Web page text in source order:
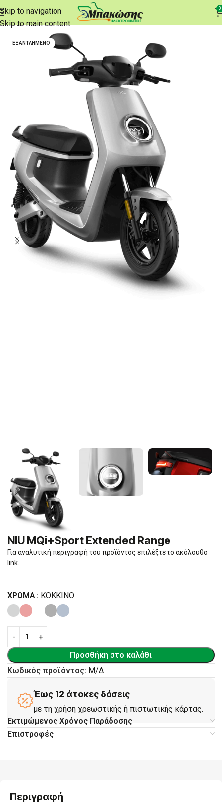
Skip to navigation
Skip to main content
0
Αρχική σελίδα e-Scooters
ΕΞΑΝΤΛΗΜΈΝΟ
NIU MQi+Sport Extended Range
Για αναλυτική περιγραφή του προϊόντος επιλέξτε το ακόλουθο
link
ΧΡΏΜΑ ΚΌΚΚΙΝΟ
Προσθήκη στο καλάθι
Κωδικός προϊόντος: Μ/Δ
Έως 12 άτοκες δόσεις
με τη χρήση χρεωστικής ή πιστωτικής κάρτας.
Εκτιμώμενος Χρόνος Παράδοσης
Επιστροφές
Περιγραφή